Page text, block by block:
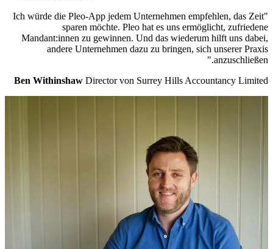
"Ich würde die Pleo-App jedem Unternehmen empfehlen, das Zeit
sparen möchte. Pleo hat es uns ermöglicht, zufriedene
Mandant:innen zu gewinnen. Und das wiederum hilft uns dabei,
andere Unternehmen dazu zu bringen, sich unserer Praxis
anzuschließen."
Ben Withinshaw Director von Surrey Hills Accountancy Limited